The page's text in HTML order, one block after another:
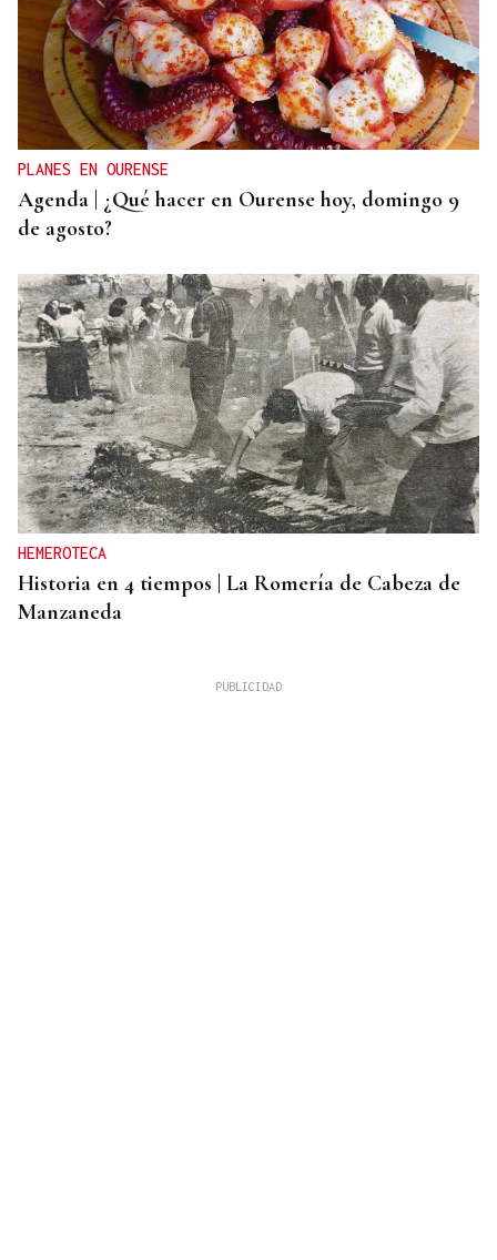
PLANES EN OURENSE
Agenda | ¿Qué hacer en Ourense hoy, domingo 9
de agosto?
HEMEROTECA
Historia en 4 tiempos | La Romería de Cabeza de
Manzaneda